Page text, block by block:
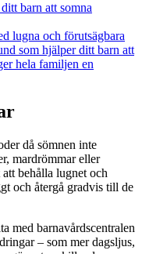
barn att somna
lugna och förutsägbara
som hjälper ditt barn att
hela familjen en
då sömnen inte
mardrömmar eller
behålla lugnet och
och återgå gradvis till de
med barnavårdscentralen
– som mer dagsljus,